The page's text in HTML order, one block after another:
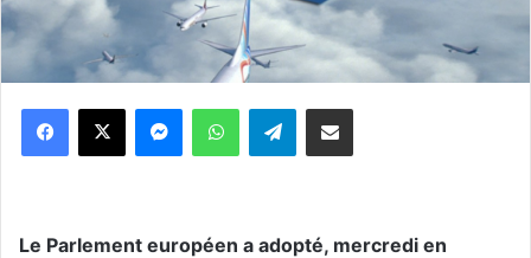
WhatsApp Telegram
Le Parlement européen a adopté, mercredi en